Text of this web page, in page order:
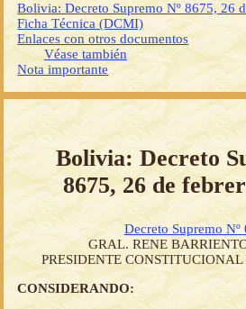
Bolivia: Decreto Supremo Nº 8675, 26
Ficha Técnica (DCMI)
Enlaces con otros documentos
Véase también
Nota importante
Bolivia: Decreto
8675, 26 de
Decreto Supremo Nº
GRAL. RENE
PRESIDENTE
CONSIDERANDO: